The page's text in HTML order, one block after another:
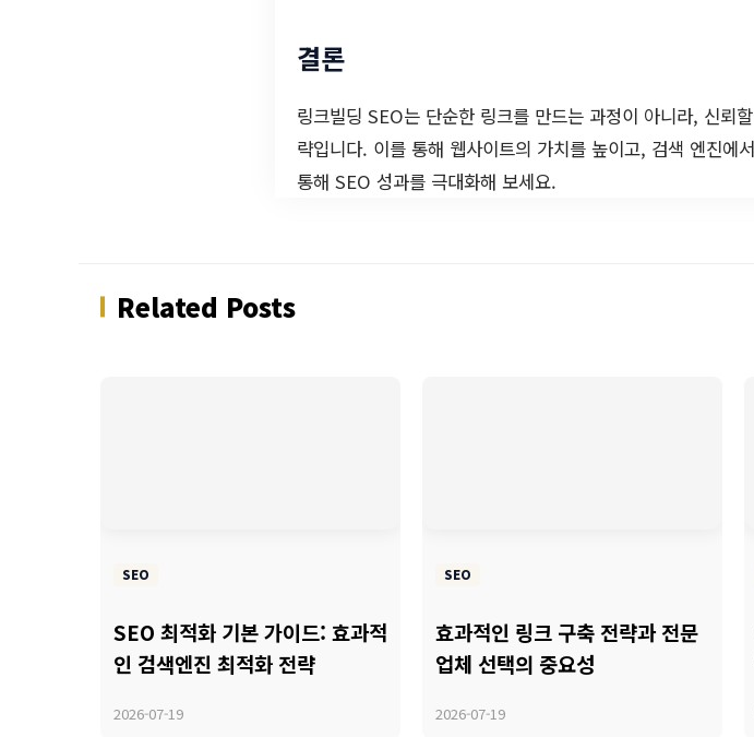
결론
링크빌딩 SEO는 단순한 링크를 만드는 과정이 아니라, 신뢰
략입니다. 이를 통해 웹사이트의 가치를 높이고, 검색 엔진에
통해 SEO 성과를 극대화해 보세요.
Related Posts
SEO
SEO 최적화 기본 가이드: 효과적
인 검색엔진 최적화 전략
2026-07-19
SEO
효과적인 링크 구축 전략과 전문
업체 선택의 중요성
2026-07-19